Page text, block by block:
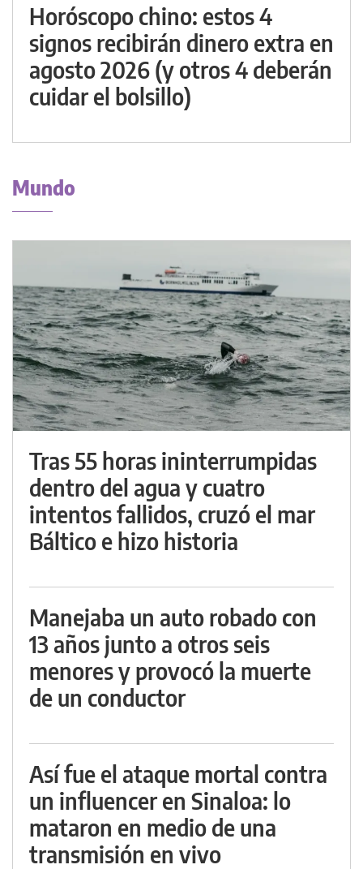
Horóscopo chino: estos 4
signos recibirán dinero extra en
agosto 2026 (y otros 4 deberán
cuidar el bolsillo)
Mundo
Tras 55 horas ininterrumpidas
dentro del agua y cuatro
intentos fallidos, cruzó el mar
Báltico e hizo historia
Manejaba un auto robado con
13 años junto a otros seis
menores y provocó la muerte
de un conductor
Así fue el ataque mortal contra
un influencer en Sinaloa: lo
mataron en medio de una
transmisión en vivo